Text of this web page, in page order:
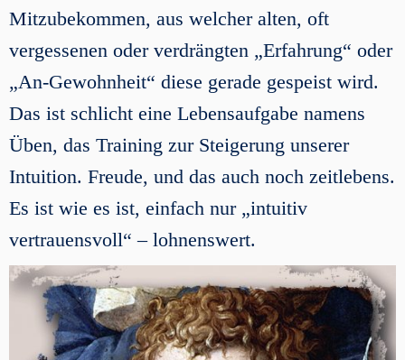
Mitzubekommen, aus welcher alten, oft
vergessenen oder verdrängten „Erfahrung“ oder
„An-Gewohnheit“ diese gerade gespeist wird.
Das ist schlicht eine Lebensaufgabe namens
Üben, das Training zur Steigerung unserer
Intuition. Freude, und das auch noch zeitlebens.
Es ist wie es ist, einfach nur „intuitiv
vertrauensvoll“ – lohnenswert.